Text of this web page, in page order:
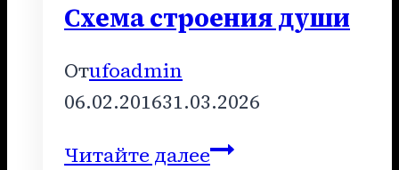
Схема строения души
Отufoadmin
06.02.201631.03.2026
Читайте далееСхема